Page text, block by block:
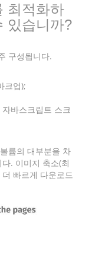
최적화하
있습니까?
구성됩니다.
크업);
바스크립트 스크
륨의 대부분을 차
. 이미지 축소(최
빠르게 다운로드